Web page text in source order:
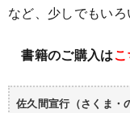
など、少しでもいろ
書籍のご購入はこ
佐久間宣行（さくま・